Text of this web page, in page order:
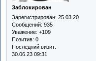
Заблокирован
Зарегистрирован: 25.03.20
Сообщений: 935
Уважение: +109
Позитив: 0
Последний визит:
30.06.23 09:31